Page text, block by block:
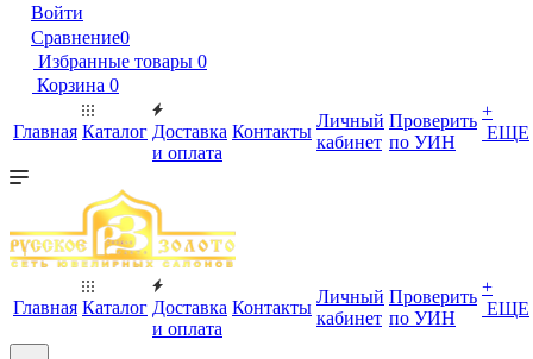
Войти
Сравнение0
Избранные товары 0
Корзина 0
Главная Каталог Доставка
и оплата
Контакты
Личный
кабинет
Проверить
по УИН
+
ЕЩЕ
Главная Каталог Доставка
и оплата
Контакты
Личный
кабинет
Проверить
по УИН
+
ЕЩЕ